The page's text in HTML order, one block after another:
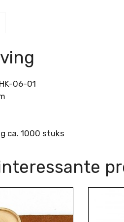
06-01
ca. 1000 stuks